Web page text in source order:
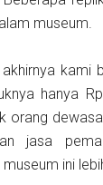
museum.
akhirnya kami
hanya
orang
jasa
ini